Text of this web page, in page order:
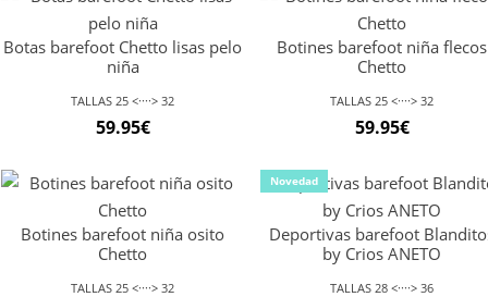
Botas barefoot Chetto lisas pelo
niña
TALLAS 25 <····> 32
59.95€
Botines barefoot niña flecos
Chetto
TALLAS 25 <····> 32
59.95€
Botines barefoot niña osito
Chetto
TALLAS 25 <····> 32
Novedad
Deportivas barefoot
by Crios ANETO
TALLAS 28 <····> 36